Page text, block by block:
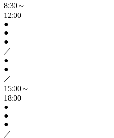
8:30～
12:00
●
●
●
／
●
●
／
15:00～
18:00
●
●
●
／